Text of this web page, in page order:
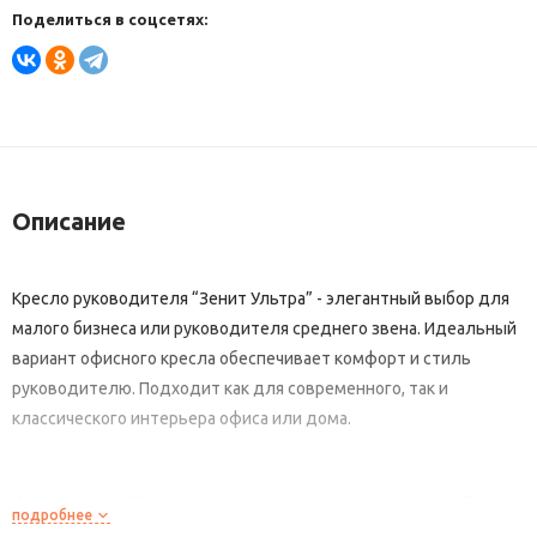
Поделиться в соцсетях:
Описание
Кресло руководителя “Зенит Ультра” - элегантный выбор для
малого бизнеса или руководителя среднего звена. Идеальный
вариант офисного кресла обеспечивает комфорт и стиль
руководителю. Подходит как для современного, так и
классического интерьера офиса или дома.
Купить кресло “Зенит Ультра”, для офиса или для дома, Вы
подробнее